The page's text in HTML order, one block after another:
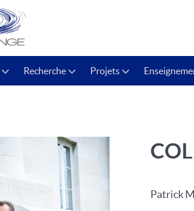
Recherche Projets
Patrick